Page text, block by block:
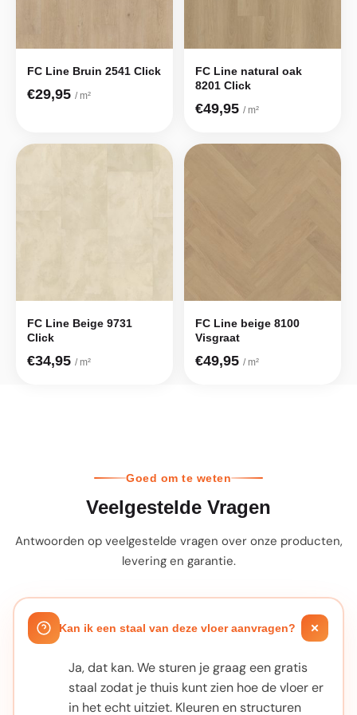
FC Line Bruin 2541 Click
€29,95 / m²
FC Line natural oak
8201 Click
€49,95 / m²
FC Line Beige 9731
Click
€34,95 / m²
FC Line beige 8100
Visgraat
€49,95 / m²
Goed om te weten
Veelgestelde Vragen
Antwoorden op veelgestelde vragen over onze producten,
levering en garantie.
Kan ik een staal van deze vloer aanvragen?
Ja, dat kan. We sturen je graag een gratis
staal zodat je thuis kunt zien hoe de vloer er
in het echt uitziet. Kleuren en structuren